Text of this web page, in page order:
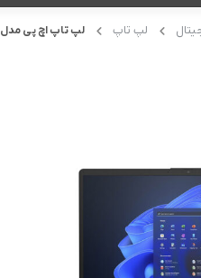
براساس cpu
Core i7
Core i9
لپ تاپ لپ تاپ اچ پی مدل C – 255 G10